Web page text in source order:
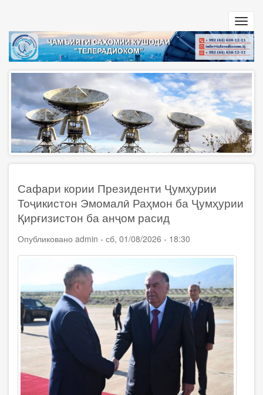
основному
содержанию
Сафари кории Президенти Ҷумҳурии
Тоҷикистон Эмомалӣ Раҳмон ба Ҷумҳурии
Қирғизистон ба анҷом расид
Опубликовано admin - сб, 01/08/2026 - 18:30